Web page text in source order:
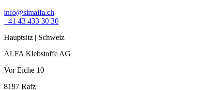
info@simalfa.ch
+41 43 433 30 30
Hauptsitz | Schweiz
ALFA Klebstoffe AG
Vor Eiche 10
8197 Rafz